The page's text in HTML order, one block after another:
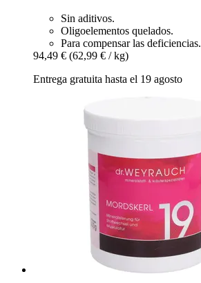
Sin aditivos.
Oligoelementos quelados.
Para compensar las deficiencias.
94,49 € (62,99 € / kg)
Entrega gratuita hasta el 19 agosto